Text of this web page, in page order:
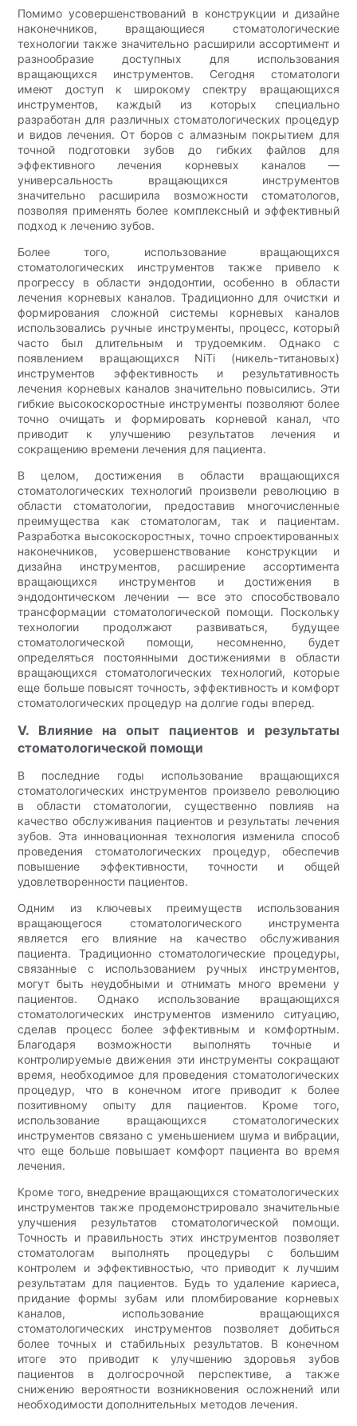
Помимо усовершенствований в конструкции и дизайне
наконечников, вращающиеся стоматологические
технологии также значительно расширили ассортимент и
разнообразие доступных для использования
вращающихся инструментов. Сегодня стоматологи
имеют доступ к широкому спектру вращающихся
инструментов, каждый из которых специально
разработан для различных стоматологических процедур
и видов лечения. От боров с алмазным покрытием для
точной подготовки зубов до гибких файлов для
эффективного лечения корневых каналов —
универсальность вращающихся инструментов
значительно расширила возможности стоматологов,
позволяя применять более комплексный и эффективный
подход к лечению зубов.
Более того, использование вращающихся
стоматологических инструментов также привело к
прогрессу в области эндодонтии, особенно в области
лечения корневых каналов. Традиционно для очистки и
формирования сложной системы корневых каналов
использовались ручные инструменты, процесс, который
часто был длительным и трудоемким. Однако с
появлением вращающихся NiTi (никель-титановых)
инструментов эффективность и результативность
лечения корневых каналов значительно повысились. Эти
гибкие высокоскоростные инструменты позволяют более
точно очищать и формировать корневой канал, что
приводит к улучшению результатов лечения и
сокращению времени лечения для пациента.
В целом, достижения в области вращающихся
стоматологических технологий произвели революцию в
области стоматологии, предоставив многочисленные
преимущества как стоматологам, так и пациентам.
Разработка высокоскоростных, точно спроектированных
наконечников, усовершенствование конструкции и
дизайна инструментов, расширение ассортимента
вращающихся инструментов и достижения в
эндодонтическом лечении — все это способствовало
трансформации стоматологической помощи. Поскольку
технологии продолжают развиваться, будущее
стоматологической помощи, несомненно, будет
определяться постоянными достижениями в области
вращающихся стоматологических технологий, которые
еще больше повысят точность, эффективность и комфорт
стоматологических процедур на долгие годы вперед.
V. Влияние на опыт пациентов и результаты
стоматологической помощи
В последние годы использование вращающихся
стоматологических инструментов произвело революцию
в области стоматологии, существенно повлияв на
качество обслуживания пациентов и результаты лечения
зубов. Эта инновационная технология изменила способ
проведения стоматологических процедур, обеспечив
повышение эффективности, точности и общей
удовлетворенности пациентов.
Одним из ключевых преимуществ использования
вращающегося стоматологического инструмента
является его влияние на качество обслуживания
пациента. Традиционно стоматологические процедуры,
связанные с использованием ручных инструментов,
могут быть неудобными и отнимать много времени у
пациентов. Однако использование вращающихся
стоматологических инструментов изменило ситуацию,
сделав процесс более эффективным и комфортным.
Благодаря возможности выполнять точные и
контролируемые движения эти инструменты сокращают
время, необходимое для проведения стоматологических
процедур, что в конечном итоге приводит к более
позитивному опыту для пациентов. Кроме того,
использование вращающихся стоматологических
инструментов связано с уменьшением шума и вибрации,
что еще больше повышает комфорт пациента во время
лечения.
Кроме того, внедрение вращающихся стоматологических
инструментов также продемонстрировало значительные
улучшения результатов стоматологической помощи.
Точность и правильность этих инструментов позволяет
стоматологам выполнять процедуры с большим
контролем и эффективностью, что приводит к лучшим
результатам для пациентов. Будь то удаление кариеса,
придание формы зубам или пломбирование корневых
каналов, использование вращающихся
стоматологических инструментов позволяет добиться
более точных и стабильных результатов. В конечном
итоге это приводит к улучшению здоровья зубов
пациентов в долгосрочной перспективе, а также
снижению вероятности возникновения осложнений или
необходимости дополнительных методов лечения.